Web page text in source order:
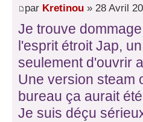
par Kretinou » 28 Avril
Je trouve
l'esprit étroit Jap,
seulement d'ouvrir
Une version steam
bureau ça aurait
Je suis déçu